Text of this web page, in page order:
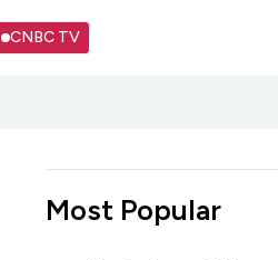
CNBC TV
Most Popular